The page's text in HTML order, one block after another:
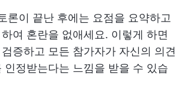
론이 끝난 후에는 요점을 요약하고
여 혼란을 없애세요. 이렇게 하면
증하고 모든 참가자가 자신의 의견
인정받는다는 느낌을 받을 수 있습